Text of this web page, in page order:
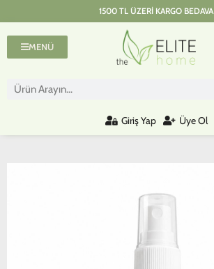
1500 TL ÜZERI KARGO BEDAVA
MENÜ
Giriş Yap Üye Ol